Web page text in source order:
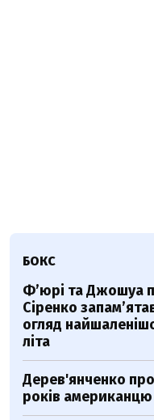
БОКС
Ф’юрі та Джошуа
Сіренко
огляд
літа
Дерев'янченко
років американцю